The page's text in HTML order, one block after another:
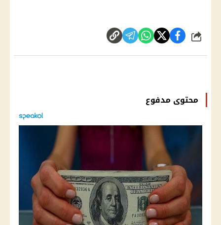
شارك
محتوى مدفوع